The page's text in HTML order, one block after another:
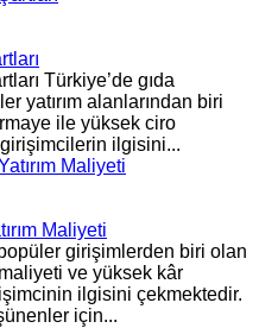
Türkiye’de gıda
yatırım alanlarından biri
ile yüksek ciro
ilgisini...
Maliyeti
girişimlerden biri olan
ve yüksek kâr
ilgisini çekmektedir.
için...